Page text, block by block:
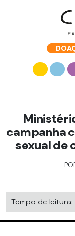
campanha
sexual de
Tempo de leitura: